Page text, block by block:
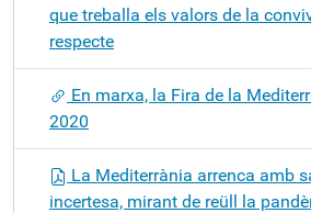
que treballa els valors de la
respecte
En marxa, la Fira de la
2020
La Mediterrània arrenca amb
incertesa, mirant de reüll la